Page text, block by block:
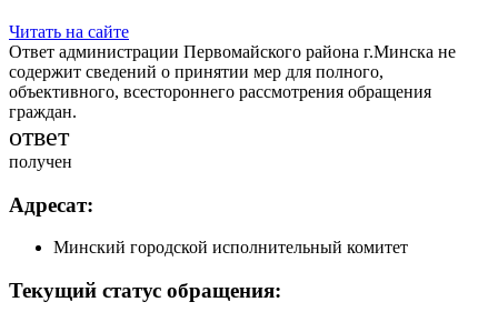
Читать на сайте
Ответ администрации Первомайского района г.Минска не
содержит сведений о принятии мер для полного,
объективного, всестороннего рассмотрения обращения
граждан.
ответ
получен
Адресат:
Минский городской исполнительный комитет
Текущий статус обращения: